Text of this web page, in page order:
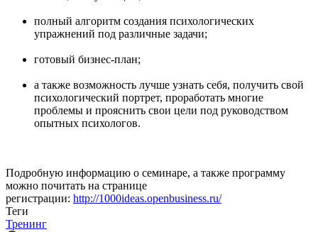
полный алгоритм создания психологических
упражнений под различные задачи;
готовый бизнес-план;
а также возможность лучше узнать себя, получить свой
психологический портрет, проработать многие
проблемы и прояснить свои цели под руководством
опытных психологов.
Подробную информацию о семинаре, а также программу
можно почитать на странице
регистрации: http://1000ideas.openbusiness.ru/
Теги
Тренинг